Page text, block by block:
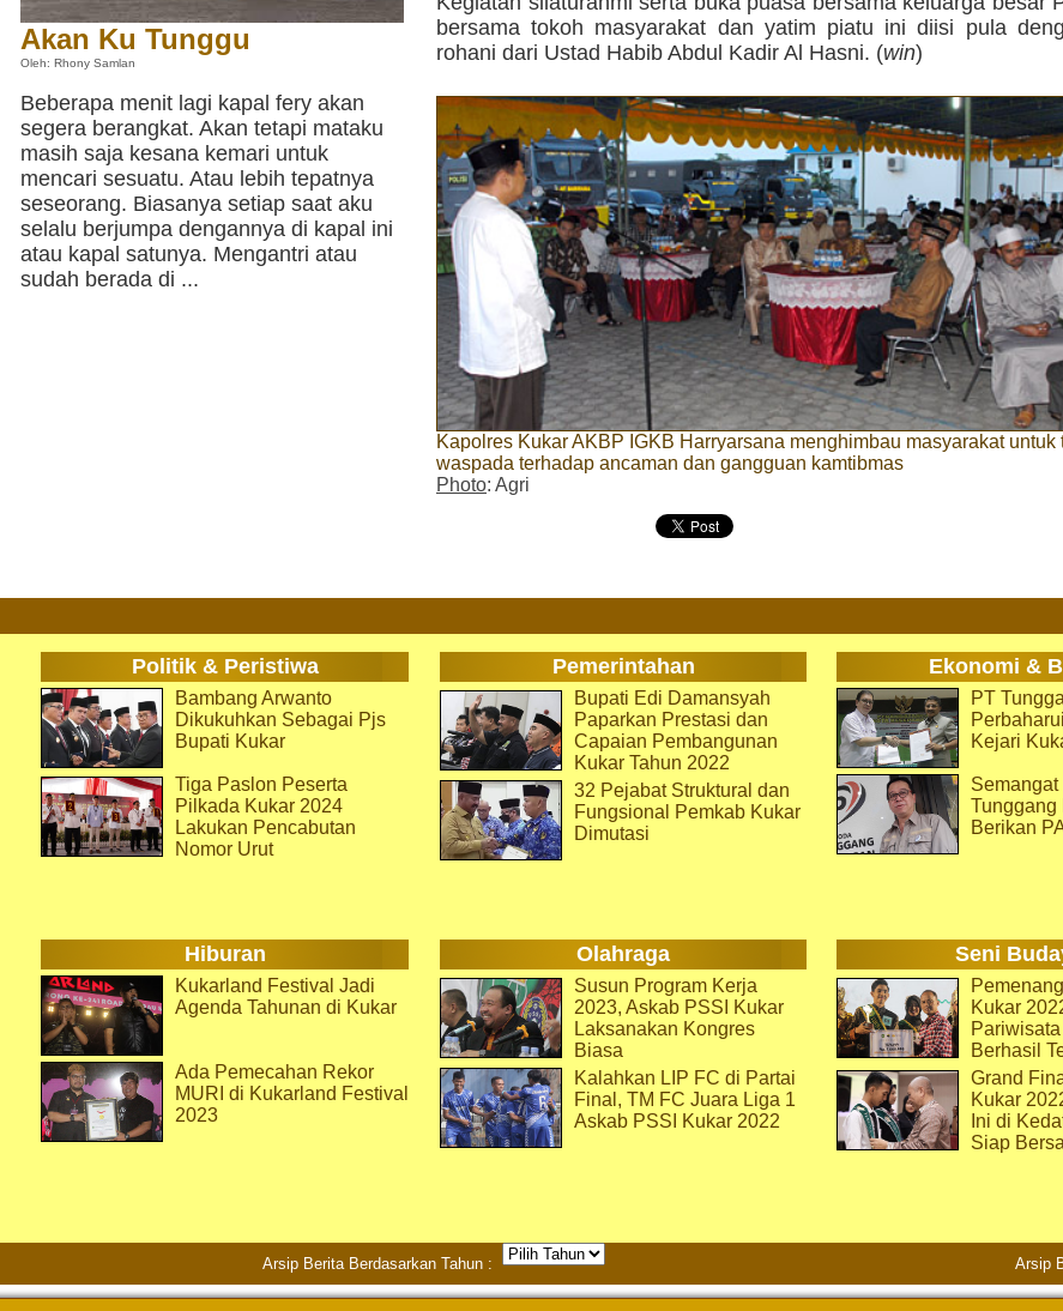
Akan Ku Tunggu
Oleh: Rhony Samlan
Beberapa menit lagi kapal fery akan
segera berangkat. Akan tetapi mataku
masih saja kesana kemari untuk
mencari sesuatu. Atau lebih tepatnya
seseorang. Biasanya setiap saat aku
selalu berjumpa dengannya di kapal ini
atau kapal satunya. Mengantri atau
sudah berada di ...
bersama tokoh masyarakat dan yatim piatu ini diisi pula
rohani dari Ustad Habib Abdul Kadir Al Hasni. (win)
Kapolres Kukar AKBP IGKB Harryarsana menghimbau masyarakat untuk
waspada terhadap ancaman dan gangguan kamtibmas
Photo: Agri
Politik & Peristiwa Pemerintahan Ekonomi &
Bambang Arwanto
Dikukuhkan Sebagai Pjs
Bupati Kukar
Tiga Paslon Peserta
Pilkada Kukar 2024
Lakukan Pencabutan
Nomor Urut
Bupati Edi Damansyah
Paparkan Prestasi dan
Capaian Pembangunan
Kukar Tahun 2022
32 Pejabat Struktural dan
Fungsional Pemkab Kukar
Dimutasi
PT
Kejari
Tunggang
Berikan
Hiburan Olahraga Seni
Kukarland Festival Jadi
Agenda Tahunan di Kukar
Ada Pemecahan Rekor
MURI di Kukarland Festival
2023
Susun Program Kerja
2023, Askab PSSI Kukar
Laksanakan Kongres
Biasa
Kalahkan LIP FC di Partai
Final, TM FC Juara Liga 1
Askab PSSI Kukar 2022
Kukar
Berhasil
Grand
Kukar
Ini di
Siap
Arsip Berita Berdasarkan Tahun : Arsip